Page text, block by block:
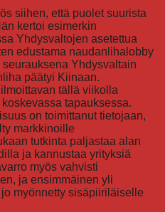
siihen, että puolet suurista
kertoi esimerkin
Yhdysvaltojen asetettua
edustama naudanlihalobby
Yhdysvaltain
päätyi Kiinaan.
tällä viikolla
tapauksessa.
on toimittanut tietojaan,
markkinoille
tutkinta paljastaa alan
ja kannustaa yrityksiä
myös vahvisti
ja ensimmäinen yli
myönnetty sisäpiiriläiselle